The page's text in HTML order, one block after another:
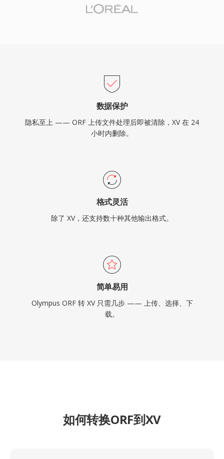
数据保护
隐私至上 —— ORF 上传文件处理后即被清除，XV 在 24
小时内删除。
格式灵活
除了 XV，还支持数十种其他输出格式。
简单易用
Olympus ORF 转 XV 只需几步 —— 上传、选择、下
载。
如何转换ORF到XV